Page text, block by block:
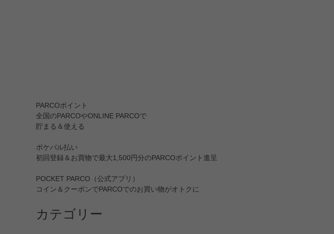
PARCOポイント
全国のPARCOやONLINE PARCOで
貯まる＆使える
ポケパル払い
初回登録＆お買物で最大1,500円分のPARCOポイント進呈
POCKET PARCO（公式アプリ）
コイン＆クーポンでPARCOでのお買い物がオトクに
カテゴリー